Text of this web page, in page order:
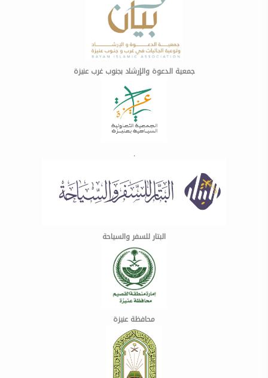
جمعية الدعوة والإرشاد بجنوب غرب عنيزة
.
البتار للسفر والسياحة
محافظة عنيزة